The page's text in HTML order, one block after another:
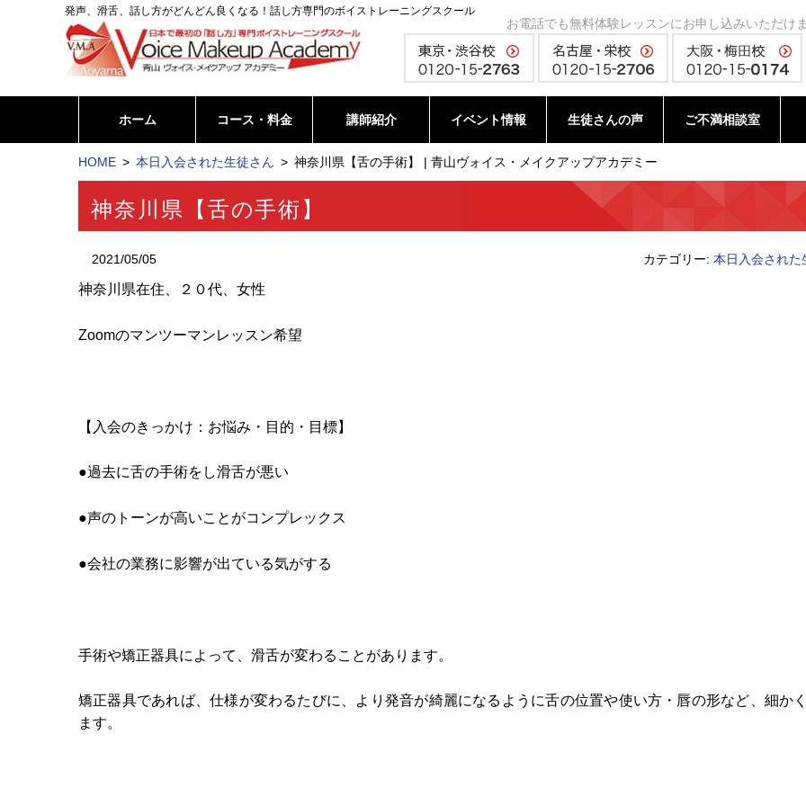
発声、滑舌、話し方がどんどん良くなる！話し方専門のボイストレーニングスクール
お電話でも無料体験レッスンにお申し込みいただけ
ホーム コース・料金 講師紹介 イベント情報 生徒さんの声 ご不満相談室
HOME 本日入会された生徒さん 神奈川県【舌の手術】 | 青山ヴォイス・メイクアップアカデミー
神奈川県【舌の手術】
2021/05/05 カテゴリー: 本日入会された
神奈川県在住、２０代、女性
Zoomのマンツーマンレッスン希望
【入会のきっかけ：お悩み・目的・目標】
●過去に舌の手術をし滑舌が悪い
●声のトーンが高いことがコンプレックス
●会社の業務に影響が出ている気がする
手術や矯正器具によって、滑舌が変わることがあります。
矯正器具であれば、仕様が変わるたびに、より発音が綺麗になるように舌の位置や使い方・唇の形など、細か
ます。